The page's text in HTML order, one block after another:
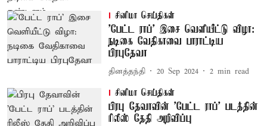
சினிமா செய்திகள்
'பேட்ட ராப்' இசை வெளியீட்டு விழா:
நடிகை வேதிகாவை பாராட்டிய
பிரபுதேவா
தினத்தந்தி 20 Sep 2024 2 min read
சினிமா செய்திகள்
பிரபு தேவாவின் 'பேட்ட ராப்' படத்தின்
ரிலீஸ் தேதி அறிவிப்பு